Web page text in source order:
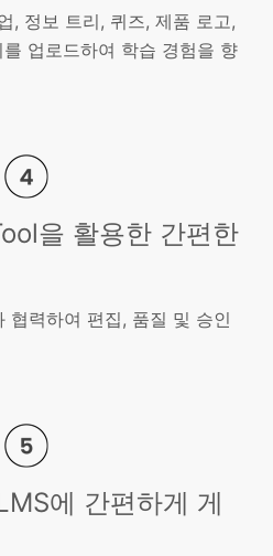
, 정보 트리, 퀴즈, 제품 로고,
업로드하여 학습 경험을 향
을 활용한 간편한
협력하여 편집, 품질 및 승인
에 간편하게 게